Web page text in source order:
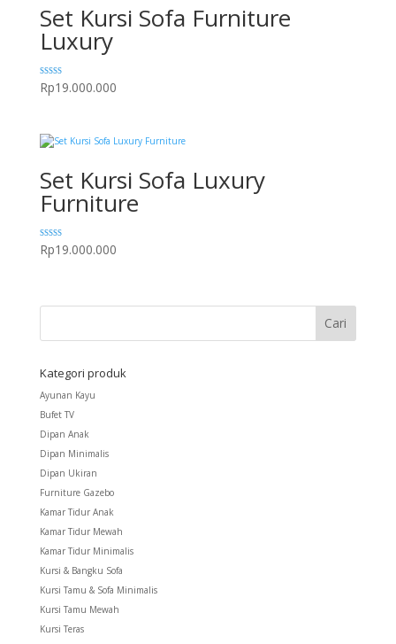
Set Kursi Sofa Furniture
Luxury
Dinilai
5.00
dari 5
Rp19.000.000
Set Kursi Sofa Luxury
Furniture
Dinilai
5.00
dari 5
Rp19.000.000
Kategori produk
Ayunan Kayu
Bufet TV
Dipan Anak
Dipan Minimalis
Dipan Ukiran
Furniture Gazebo
Kamar Tidur Anak
Kamar Tidur Mewah
Kamar Tidur Minimalis
Kursi & Bangku Sofa
Kursi Tamu & Sofa Minimalis
Kursi Tamu Mewah
Kursi Teras